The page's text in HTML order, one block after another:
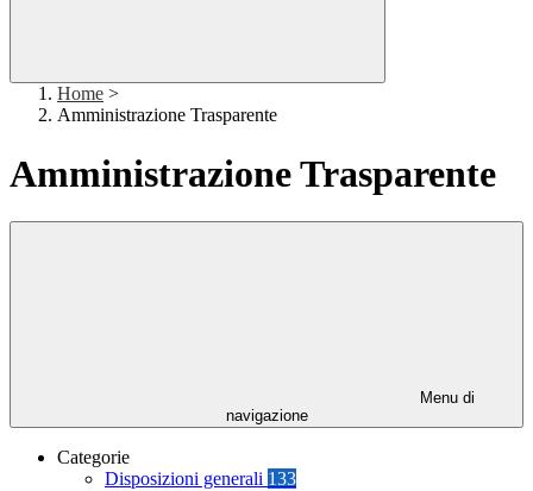
Home >
Amministrazione Trasparente
Amministrazione Trasparente
Menu di
navigazione
Categorie
Disposizioni generali 133